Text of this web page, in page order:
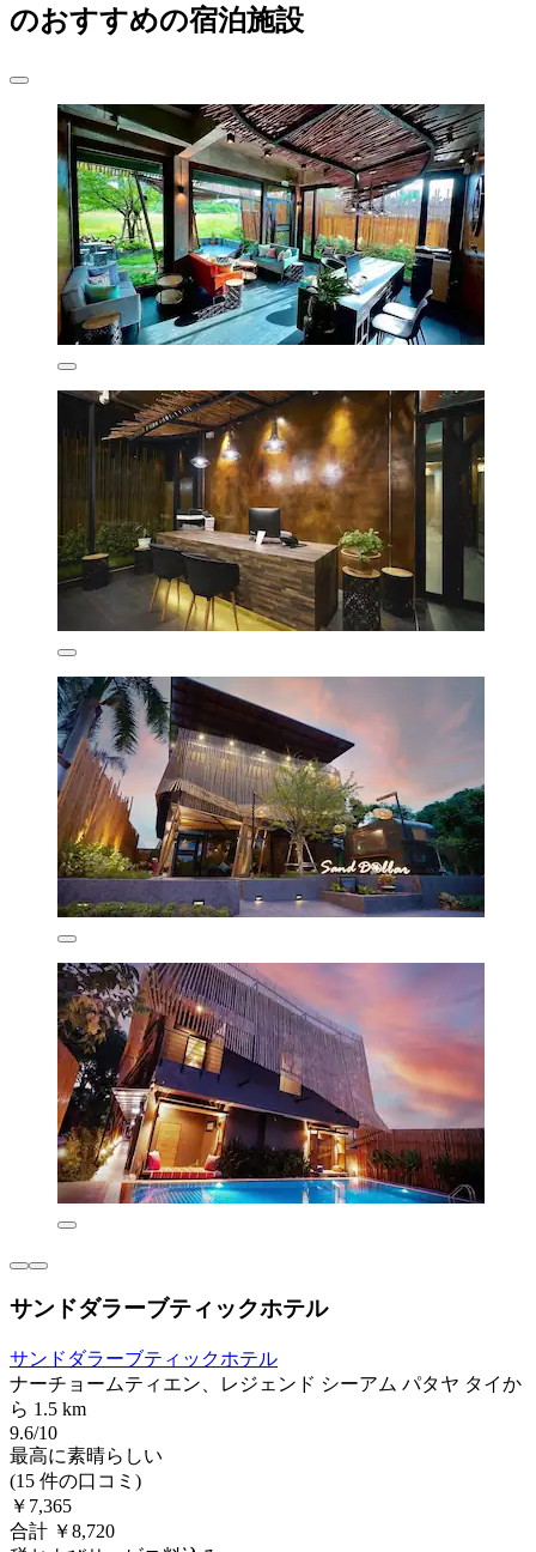
のおすすめの宿泊施設
サンドダラーブティックホテル
サンドダラーブティックホテル
ナーチョームティエン、レジェンド シーアム パタヤ タイか
ら 1.5 km
9.6/10
最高に素晴らしい
(15 件の口コミ)
￥7,365
合計 ￥8,720